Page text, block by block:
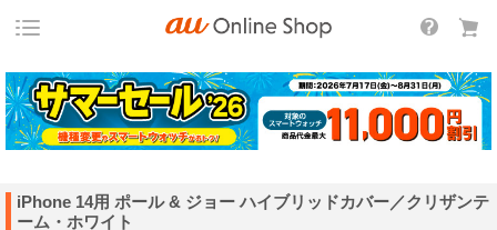
iPhone 14用 ポール & ジョー ハイブリッドカバー／クリザンテ
ーム・ホワイト